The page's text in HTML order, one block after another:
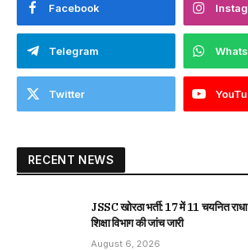
Facebook
Telegram
Twitter
RECENT NEWS
JSSC खोरठा भर्ती: 17 में 11 चयनित
शिक्षा विभाग की जांच जारी
August 6, 2026